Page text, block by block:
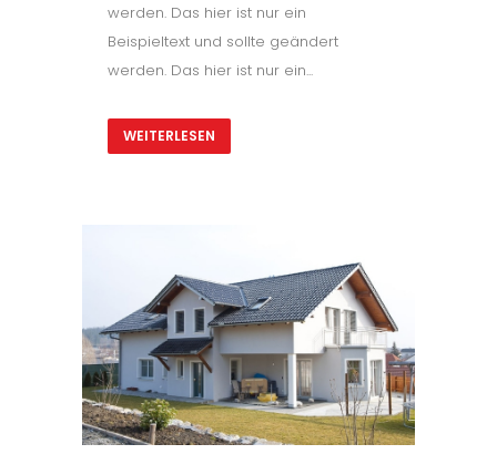
werden. Das hier ist nur ein
Beispieltext und sollte geändert
werden. Das hier ist nur ein...
WEITERLESEN